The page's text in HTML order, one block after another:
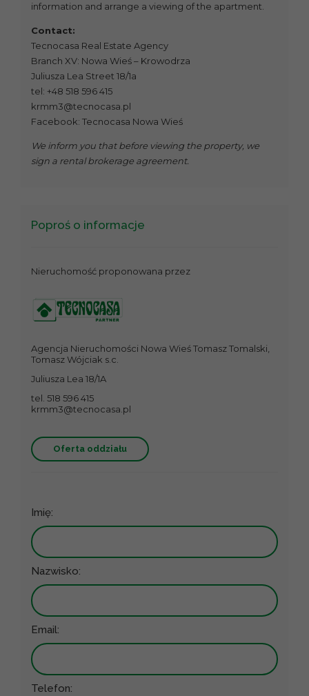
information and arrange a viewing of the apartment.
Contact:
Tecnocasa Real Estate Agency
Branch XV: Nowa Wieś – Krowodrza
Juliusza Lea Street 18/1a
tel: +48 518 596 415
krmm3@tecnocasa.pl
Facebook: Tecnocasa Nowa Wieś
We inform you that before viewing the property, we
sign a rental brokerage agreement.
Poproś o informacje
Nieruchomość proponowana przez
Agencja Nieruchomości Nowa Wieś Tomasz Tomalski,
Tomasz Wójciak s.c.
Juliusza Lea 18/1A
tel. 518 596 415
krmm3@tecnocasa.pl
Oferta oddziału
Imię:
Nazwisko:
Email:
Telefon: